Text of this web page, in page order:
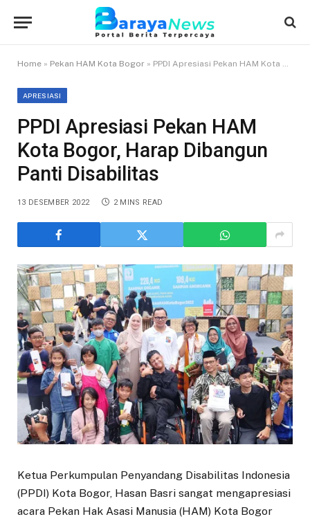
Home » Pekan HAM Kota Bogor » PPDI Apresiasi Pekan HAM Kota Bogor, Harap Dibangun Panti Disabilitas
APRESIASI
PPDI Apresiasi Pekan HAM
Kota Bogor, Harap Dibangun
Panti Disabilitas
13 DESEMBER 2022 2 MINS READ
Ketua Perkumpulan Penyandang Disabilitas Indonesia
(PPDI) Kota Bogor, Hasan Basri sangat mengapresiasi
acara Pekan Hak Asasi Manusia (HAM) Kota Bogor